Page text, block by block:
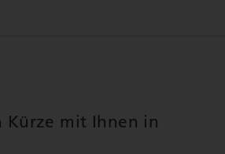
Kürze mit Ihnen in